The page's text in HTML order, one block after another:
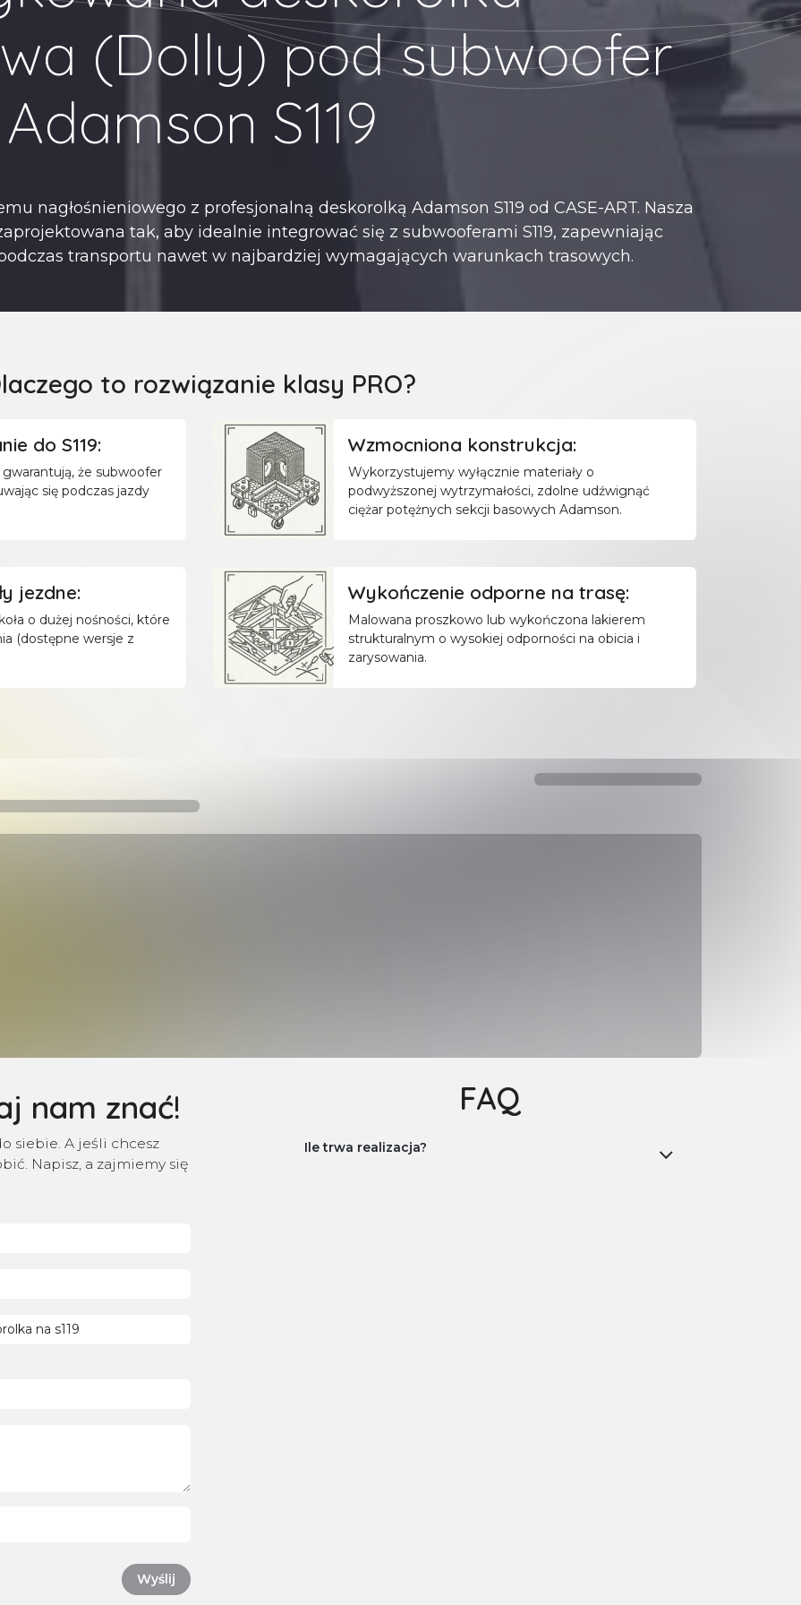
(Dolly) pod subwoofer
Adamson S119
nagłośnieniowego z profesjonalną deskorolką Adamson S119 od CASE-ART. Nasza
tak, aby idealnie integrować się z subwooferami S119, zapewniając
transportu nawet w najbardziej wymagających warunkach trasowych.
to rozwiązanie klasy PRO?
do S119:
że subwoofer
się podczas jazdy
Wzmocniona konstrukcja:
Wykorzystujemy wyłącznie materiały o
podwyższonej wytrzymałości, zdolne udźwignąć
ciężar potężnych sekcji basowych Adamson.
jezdne:
o dużej nośności, które
(dostępne wersje z
Wykończenie odporne na trasę:
Malowana proszkowo lub wykończona lakierem
strukturalnym o wysokiej odporności na obicia i
zarysowania.
FAQ
Ile trwa realizacja?
nam znać!
siebie. A jeśli chcesz
Napisz, a zajmiemy się
Wyślij